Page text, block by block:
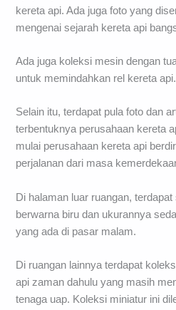
kereta api. Ada juga foto yang
mengenai sejarah kereta api
Ada juga koleksi mesin dengan
untuk memindahkan rel kereta api.
Selain itu, terdapat pula foto dan
terbentuknya perusahaan kereta
mulai perusahaan kereta api
perjalanan dari masa
Di halaman luar ruangan,
berwarna biru dan ukurannya
yang ada di pasar malam.
Di ruangan lainnya terdapat
api zaman dahulu yang masih
tenaga uap. Koleksi miniatur ini